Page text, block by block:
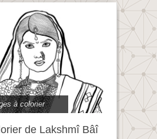
à colorier
de Lakshmî Bâî